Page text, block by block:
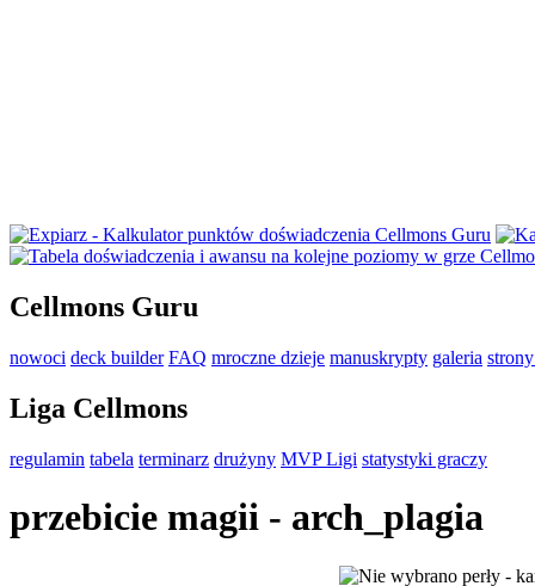
Cellmons Guru
nowoci deck builder FAQ mroczne dzieje manuskrypty galeria
Liga Cellmons
regulamin tabela terminarz drużyny MVP Ligi statystyki graczy
przebicie magii - arch_plagia
ie wybrano perły -